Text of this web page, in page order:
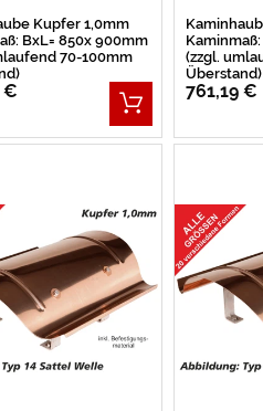
Kupfer 1,0mm
BxL= 850x 900mm
70-100mm
€
(zzgl.
Überstand)
761,19 €